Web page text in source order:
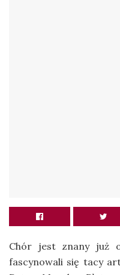
Chór jest znany już
fascynowali się tacy